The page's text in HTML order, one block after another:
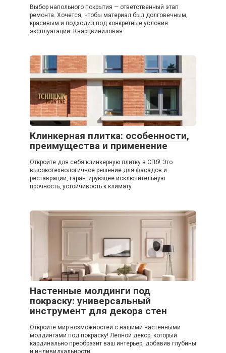
Выбор напольного покрытия — ответственный этап
ремонта. Хочется, чтобы материал был долговечным,
красивым и подходил под конкретные условия
эксплуатации. Кварцвиниловая
Клинкерная плитка: особенности,
преимущества и применение
Откройте для себя клинкерную плитку в СПб! Это
высокотехнологичное решение для фасадов и
реставрации, гарантирующее исключительную
прочность, устойчивость к климату
Настенные молдинги под
покраску: универсальный
инструмент для декора стен
Откройте мир возможностей с нашими настенными
молдингами под покраску! Лепной декор, который
кардинально преобразит ваш интерьер, добавив глубины
и индивидуальности.